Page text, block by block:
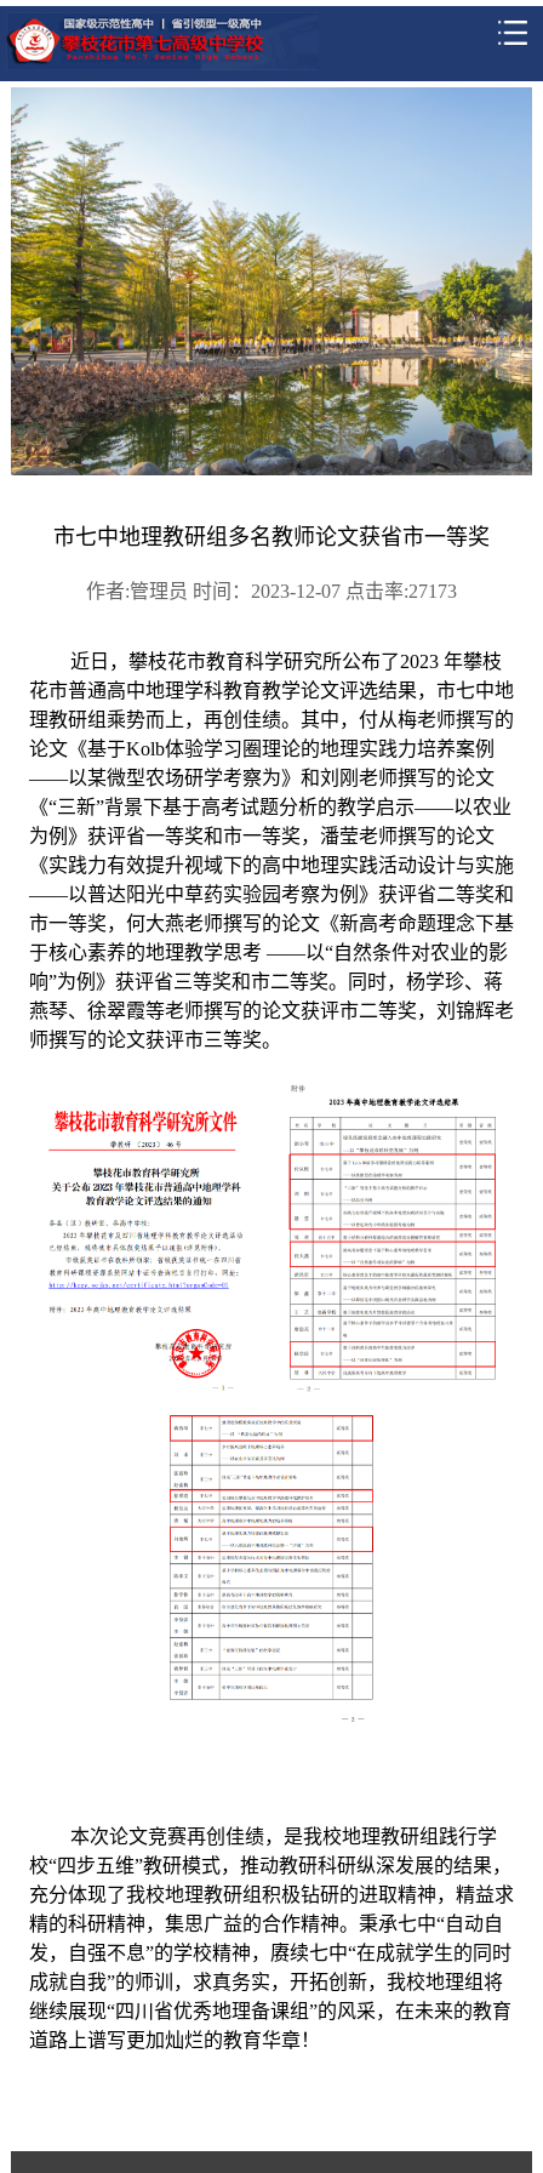
市七中地理教研组多名教师论文获省市一等奖
作者:管理员 时间：2023-12-07 点击率:27173
近日，攀枝花市教育科学研究所公布了2023 年攀枝
花市普通高中地理学科教育教学论文评选结果，市七中地
理教研组乘势而上，再创佳绩。其中，付从梅老师撰写的
论文《基于Kolb体验学习圈理论的地理实践力培养案例
——以某微型农场研学考察为》和刘刚老师撰写的论文
《“三新”背景下基于高考试题分析的教学启示——以农业
为例》获评省一等奖和市一等奖，潘莹老师撰写的论文
《实践力有效提升视域下的高中地理实践活动设计与实施
——以普达阳光中草药实验园考察为例》获评省二等奖和
市一等奖，何大燕老师撰写的论文《新高考命题理念下基
于核心素养的地理教学思考 ——以“自然条件对农业的影
响”为例》获评省三等奖和市二等奖。同时，杨学珍、蒋
燕琴、徐翠霞等老师撰写的论文获评市二等奖，刘锦辉老
师撰写的论文获评市三等奖。
本次论文竞赛再创佳绩，是我校地理教研组践行学
校“四步五维”教研模式，推动教研科研纵深发展的结果，
充分体现了我校地理教研组积极钻研的进取精神，精益求
精的科研精神，集思广益的合作精神。秉承七中“自动自
发，自强不息”的学校精神，赓续七中“在成就学生的同时
成就自我”的师训，求真务实，开拓创新，我校地理组将
继续展现“四川省优秀地理备课组”的风采，在未来的教育
道路上谱写更加灿烂的教育华章！